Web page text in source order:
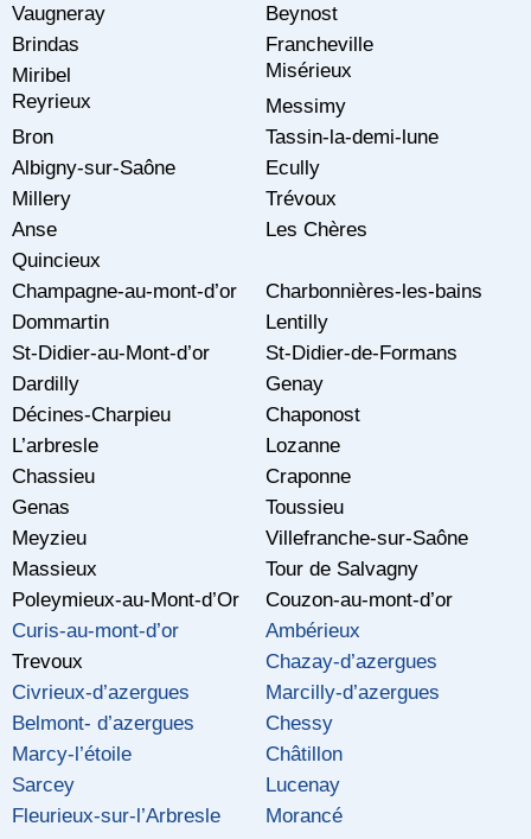
Vaugneray
Beynost
Brindas
Francheville
Miribel
Misérieux
Reyrieux
Messimy
Bron
Tassin-la-demi-lune
Albigny-sur-Saône
Ecully
Millery
Trévoux
Anse
Les Chères
Quincieux
Champagne-au-mont-d’or
Charbonnières-les-bains
Dommartin
Lentilly
St-Didier-au-Mont-d’or
St-Didier-de-Formans
Dardilly
Genay
Décines-Charpieu
Chaponost
L’arbresle
Lozanne
Chassieu
Craponne
Genas
Toussieu
Meyzieu
Villefranche-sur-Saône
Massieux
Tour de Salvagny
Poleymieux-au-Mont-d’Or
Couzon-au-mont-d’or
Curis-au-mont-d’or
Ambérieux
Trevoux
Chazay-d’azergues
Civrieux-d’azergues
Marcilly-d’azergues
Belmont- d’azergues
Chessy
Marcy-l’étoile
Châtillon
Sarcey
Lucenay
Fleurieux-sur-l’Arbresle
Morancé